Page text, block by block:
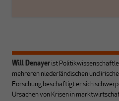
Will Denayer ist
mehreren niederländischen und
Forschung beschäftigt er sich
Ursachen von Krisen in